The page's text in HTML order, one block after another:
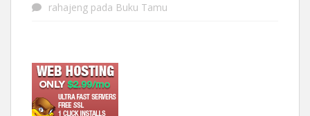
rahajeng pada Buku Tamu